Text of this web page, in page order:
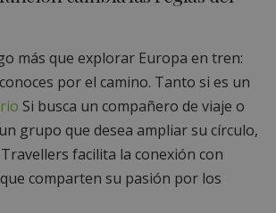
más que explorar Europa en tren:
por el camino. Tanto si es un
Si busca un compañero de viaje o
grupo que desea ampliar su círculo,
facilita la conexión con
comparten su pasión por los